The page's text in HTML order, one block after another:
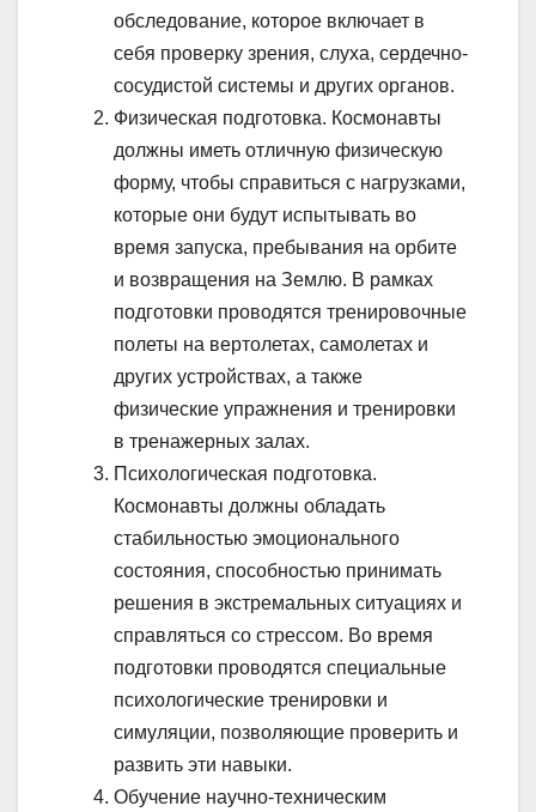
обследование, которое включает в
себя проверку зрения, слуха, сердечно-
сосудистой системы и других органов.
Физическая подготовка. Космонавты
должны иметь отличную физическую
форму, чтобы справиться с нагрузками,
которые они будут испытывать во
время запуска, пребывания на орбите
и возвращения на Землю. В рамках
подготовки проводятся тренировочные
полеты на вертолетах, самолетах и
других устройствах, а также
физические упражнения и тренировки
в тренажерных залах.
Психологическая подготовка.
Космонавты должны обладать
стабильностью эмоционального
состояния, способностью принимать
решения в экстремальных ситуациях и
справляться со стрессом. Во время
подготовки проводятся специальные
психологические тренировки и
симуляции, позволяющие проверить и
развить эти навыки.
Обучение научно-техническим